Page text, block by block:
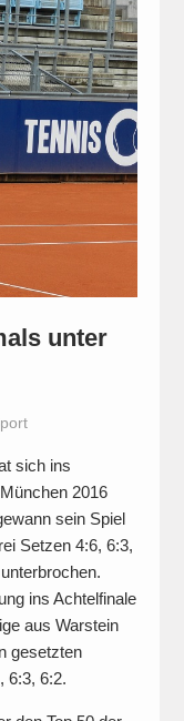
unter
sich ins
2016
sein Spiel
Setzen 4:6, 6:3,
ins Achtelfinale
aus Warstein
gesetzten
6:3, 6:2.